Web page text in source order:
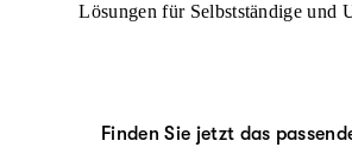
Lösungen für Selbstständige und
Finden Sie jetzt das